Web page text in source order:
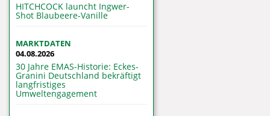
HITCHCOCK launcht Ingwer-
Shot Blaubeere-Vanille
MARKTDATEN
04.08.2026
30 Jahre EMAS-Historie: Eckes-
Granini Deutschland bekräftigt
langfristiges
Umweltengagement